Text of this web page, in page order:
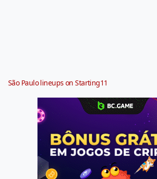
São Paulo lineups on Starting11